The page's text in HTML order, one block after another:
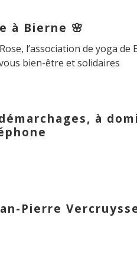
à Bierne 🌸
l’association de yoga de
bien-être et solidaires
à
Pierre